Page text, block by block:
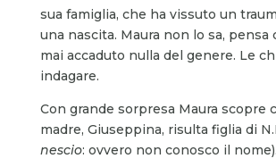
sua famiglia, che ha vissuto un
una nascita. Maura non lo sa, pensa
mai accaduto nulla del genere. Le
indagare.
Con grande sorpresa Maura scopre
madre, Giuseppina, risulta figlia di
nescio: ovvero non conosco il nome).